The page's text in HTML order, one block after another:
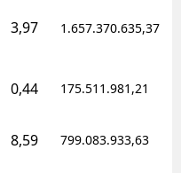
3,97 1.657.370.635,37
0,44 175.511.981,21
8,59 799.083.933,63